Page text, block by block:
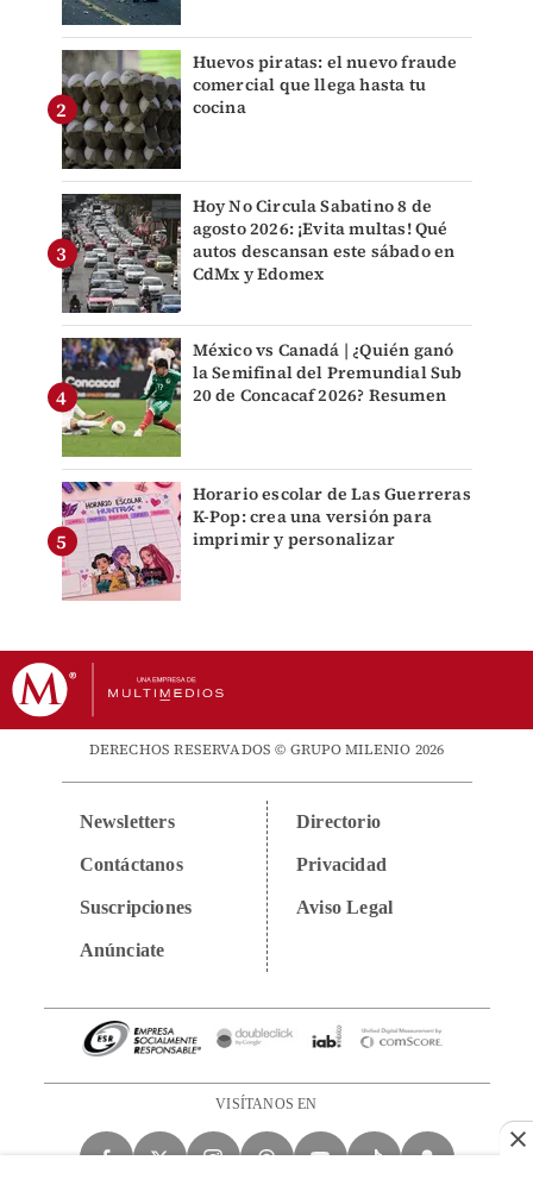
Huevos piratas: el nuevo fraude
comercial que llega hasta tu
cocina
Hoy No Circula Sabatino 8 de
agosto 2026: ¡Evita multas! Qué
autos descansan este sábado en
CdMx y Edomex
México vs Canadá | ¿Quién ganó
la Semifinal del Premundial Sub
20 de Concacaf 2026? Resumen
Horario escolar de Las Guerreras
K-Pop: crea una versión para
imprimir y personalizar
DERECHOS RESERVADOS © GRUPO MILENIO 2026
Newsletters
Contáctanos
Suscripciones
Anúnciate
Directorio
Privacidad
Aviso Legal
VISÍTANOS EN